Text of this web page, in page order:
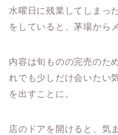
水曜日に残業してしまっ
をしていると、茅場から
内容は旬ものの完売のた
れでも少しだけ会いたい
を出すことに。
店のドアを開けると、気